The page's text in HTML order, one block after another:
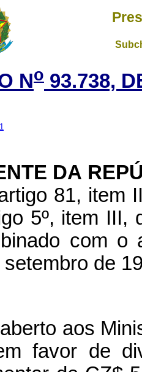
No 93.738,
DA
81, item
5º, item III,
com o
de
aos
favor de